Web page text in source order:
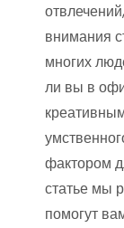
внимания
многих
ли вы в
фактором
статье мы
помогут